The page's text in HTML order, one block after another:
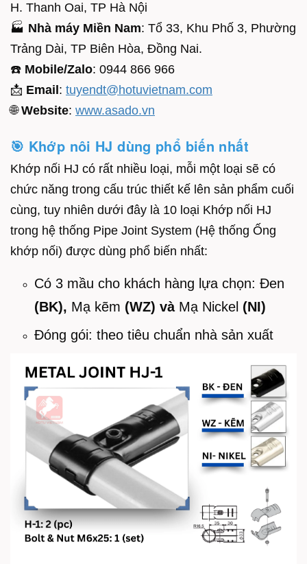
H. Thanh Oai, TP Hà Nội
🏭 Nhà máy Miền Nam: Tổ 33, Khu Phố 3, Phường
Trảng Dài, TP Biên Hòa, Đồng Nai.
☎️ Mobile/Zalo: 0944 866 966
📩 Email : tuyendt@hotuvietnam.com
🌐Website: www.asado.vn
🎯 Khớp nôi HJ dùng phổ biến nhất
Khớp nối HJ có rất nhiều loại, mỗi một loại sẽ có
chức năng trong cấu trúc thiết kế lên sản phẩm cuối
cùng, tuy nhiên dưới đây là 10 loại Khớp nối HJ
trong hệ thống Pipe Joint System (Hệ thống Ống
khớp nối) được dùng phổ biến nhất:
Có 3 mầu cho khách hàng lựa chọn: Đen
(BK), Mạ kẽm (WZ) và Mạ Nickel (NI)
Đóng gói: theo tiêu chuẩn nhà sản xuất